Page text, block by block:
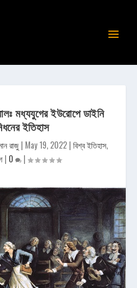
মধ্যযুগের ইউরোপে ডাইনি
ইতিহাস
রাজু | May 19, 2022 | বিশ্ব ইতিহাস,
| 0 |